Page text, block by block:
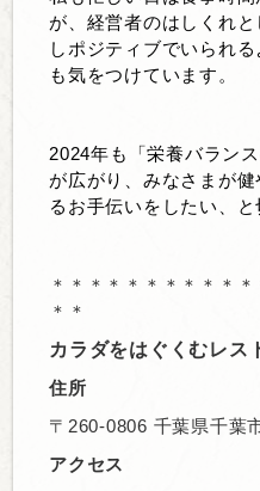
が、経営者のはしくれ
しポジティブでいられ
も気をつけています。
2024年も「栄養バラン
が広がり、みなさまが
るお手伝いをしたい、と
＊＊＊＊＊＊＊＊＊＊
＊＊
カラダをはぐくむレス
住所
〒260-0806 千葉県千葉
アクセス